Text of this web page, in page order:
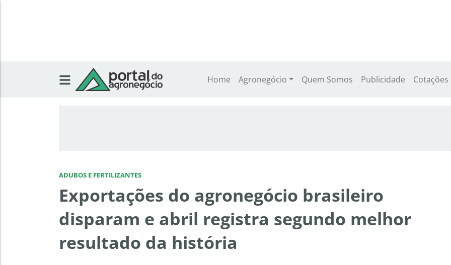
Home Agronegócio Quem Somos Publicidade Cotações
ADUBOS E FERTILIZANTES
Exportações do agronegócio brasileiro
disparam e abril registra segundo melhor
resultado da história